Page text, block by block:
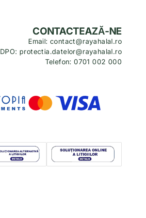
CONTACTEAZĂ-NE
Email: contact@rayahalal.ro
DPO: protectia.datelor@rayahalal.ro
Telefon: 0701 002 000